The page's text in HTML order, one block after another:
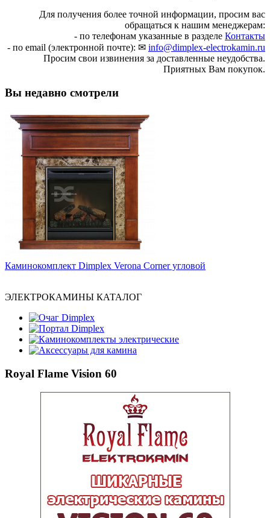
Для получения более точной информации, просим вас
обращаться к нашим менеджерам:
- по телефонам указанные в разделе Контакты
- по email (электронной почте): ✉ info@dimplex-electrokamin.ru
Просим свои извинения за доставленные неудобства.
Приятных Вам покупок.
Вы недавно смотрели
Каминокомплект Dimplex Verona Corner угловой
ЭЛЕКТРОКАМИНЫ КАТАЛОГ
Очаг Dimplex
Портал Dimplex
Каминокомплекты электрические
Аксессуары для камина
Royal Flame Vision 60